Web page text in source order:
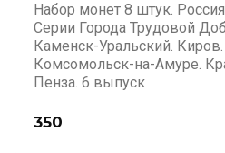
Набор монет 8 штук.
Серии Города Трудовой
Каменск-Уральский.
Комсомольск-на-Амуре.
Пенза. 6 выпуск
350